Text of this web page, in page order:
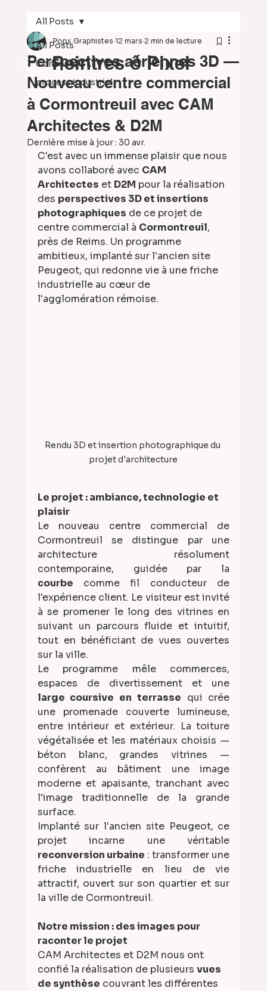
Peintres ô Pixel
All Posts
Concours
process industriel
All Posts
Perspectives aériennes 3D —
Nouveau centre commercial
à Cormontreuil avec CAM
Architectes & D2M
Popx Graphistes 12 mars 2 min de lecture
Dernière mise à jour : 30 avr.
C'est avec un immense plaisir que nous
avons collaboré avec CAM
Architectes et D2M pour la réalisation
des perspectives 3D et insertions
photographiques de ce projet de
centre commercial à Cormontreuil,
près de Reims. Un programme
ambitieux, implanté sur l'ancien site
Peugeot, qui redonne vie à une friche
industrielle au cœur de
l'agglomération rémoise.
Rendu 3D et insertion photographique du
projet d'architecture
Le projet : ambiance, technologie et
plaisir
Le nouveau centre commercial de
Cormontreuil se distingue par une
architecture résolument
courbe comme fil conducteur de
l'expérience client. Le visiteur est invité
à se promener le long des vitrines en
suivant un parcours fluide et intuitif,
tout en bénéficiant de vues ouvertes
sur la ville.
Le programme mêle commerces,
large coursive en terrasse qui crée
une promenade couverte lumineuse,
entre intérieur et extérieur. La toiture
végétalisée et les matériaux choisis —
béton blanc, grandes vitrines —
confèrent au bâtiment une image
moderne et apaisante, tranchant avec
l'image traditionnelle de la grande
surface.
Implanté sur l'ancien site Peugeot, ce
reconversion urbaine : transformer une
friche industrielle en lieu de vie
attractif, ouvert sur son quartier et sur
la ville de Cormontreuil.
Notre mission : des images pour
raconter le projet
CAM Architectes et D2M nous ont
confié la réalisation de plusieurs vues
de synthèse couvrant les différentes